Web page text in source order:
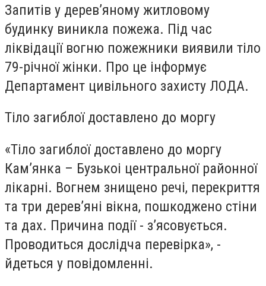
Запитів у дерев’яному житловому
будинку виникла пожежа. Під час
ліквідації вогню пожежники виявили тіло
79-річної жінки. Про це інформує
Департамент цивільного захисту ЛОДА.
Тіло загиблої доставлено до моргу
«Тіло загиблої доставлено до моргу
Кам’янка – Бузькоі центральної районної
лікарні. Вогнем знищено речі, перекриття
та три дерев’яні вікна, пошкоджено стіни
та дах. Причина події - з’ясовується.
Проводиться дослідча перевірка», -
йдеться у повідомленні.